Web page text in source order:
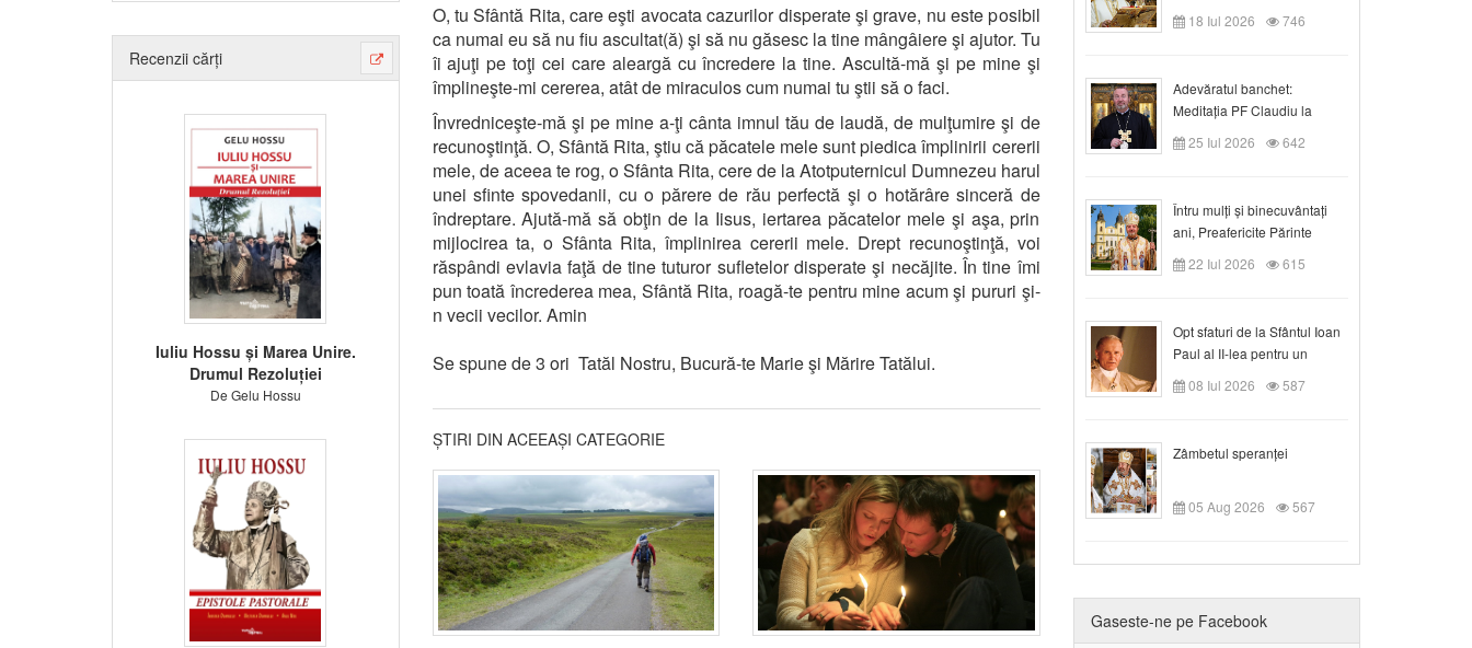
Recenzii cărți
Iuliu Hossu și Marea Unire.
Drumul Rezoluției
De Gelu Hossu
O, tu Sfântă Rita, care eşti avocata cazurilor disperate şi grave, nu este posibil
ca numai eu să nu fiu ascultat(ă) şi să nu găsesc la tine mângâiere şi ajutor. Tu
îi ajuţi pe toţi cei care aleargă cu încredere la tine. Ascultă-mă şi pe mine şi
împlineşte-mi cererea, atât de miraculos cum numai tu ştii să o faci.
Învredniceşte-mă şi pe mine a-ţi cânta imnul tău de laudă, de mulţumire şi de
recunoştinţă. O, Sfântă Rita, ştiu că păcatele mele sunt piedica împlinirii cererii
mele, de aceea te rog, o Sfânta Rita, cere de la Atotputernicul Dumnezeu harul
unei sfinte spovedanii, cu o părere de rău perfectă şi o hotărâre sinceră de
îndreptare. Ajută-mă să obţin de la Iisus, iertarea păcatelor mele şi aşa, prin
mijlocirea ta, o Sfânta Rita, împlinirea cererii mele. Drept recunoştinţă, voi
răspândi evlavia faţă de tine tuturor sufletelor disperate şi necăjite. În tine îmi
pun toată încrederea mea, Sfântă Rita, roagă-te pentru mine acum şi pururi şi-
n vecii vecilor. Amin
Se spune de 3 ori Tatăl Nostru, Bucură-te Marie şi Mărire Tatălui.
ȘTIRI DIN ACEEAȘI CATEGORIE
duminica a VII-a după Rusalii
18 Iul 2026 746
Adevăratul banchet:
Meditația PF Claudiu la
Duminica a VIII-a după
Rusalii
25 Iul 2026 642
Întru mulți și binecuvântați
ani, Preafericite Părinte
Claudiu!
22 Iul 2026 615
Opt sfaturi de la Sfântul Ioan
Paul al II-lea pentru un
creștin
08 Iul 2026 587
Zâmbetul speranței
05 Aug 2026 567
Gaseste-ne pe Facebook